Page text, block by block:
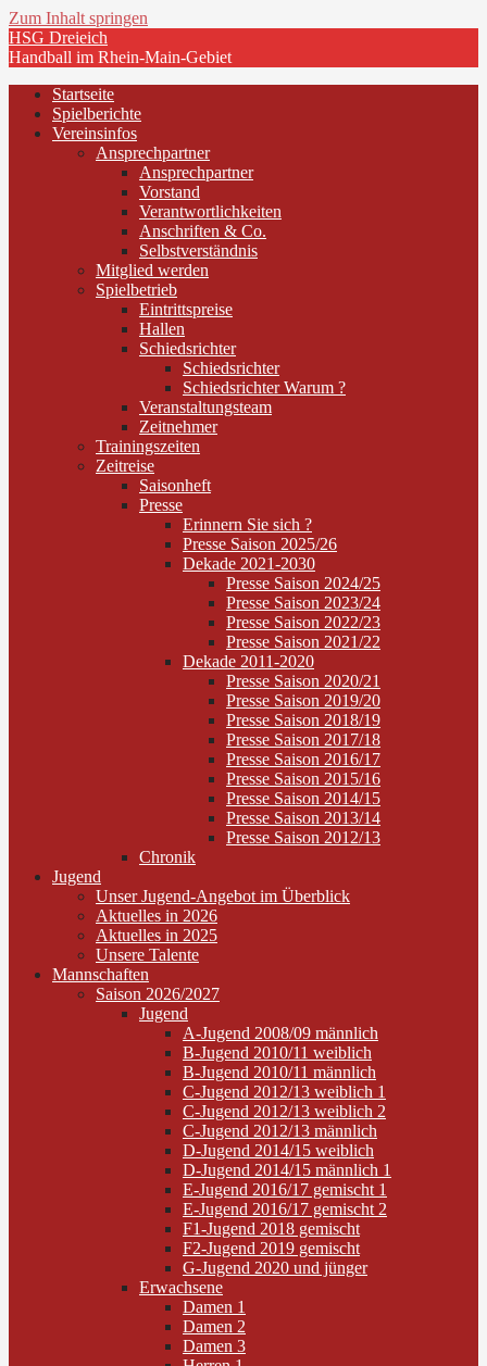
Zum Inhalt springen
HSG Dreieich
Handball im Rhein-Main-Gebiet
Startseite
Spielberichte
Vereinsinfos
Ansprechpartner
Ansprechpartner
Vorstand
Verantwortlichkeiten
Anschriften & Co.
Selbstverständnis
Mitglied werden
Spielbetrieb
Eintrittspreise
Hallen
Schiedsrichter
Schiedsrichter
Schiedsrichter Warum ?
Veranstaltungsteam
Zeitnehmer
Trainingszeiten
Zeitreise
Saisonheft
Presse
Erinnern Sie sich ?
Presse Saison 2025/26
Dekade 2021-2030
Presse Saison 2024/25
Presse Saison 2023/24
Presse Saison 2022/23
Presse Saison 2021/22
Dekade 2011-2020
Presse Saison 2020/21
Presse Saison 2019/20
Presse Saison 2018/19
Presse Saison 2017/18
Presse Saison 2016/17
Presse Saison 2015/16
Presse Saison 2014/15
Presse Saison 2013/14
Presse Saison 2012/13
Chronik
Jugend
Unser Jugend-Angebot im Überblick
Aktuelles in 2026
Aktuelles in 2025
Unsere Talente
Mannschaften
Saison 2026/2027
Jugend
A-Jugend 2008/09 männlich
B-Jugend 2010/11 weiblich
B-Jugend 2010/11 männlich
C-Jugend 2012/13 weiblich 1
C-Jugend 2012/13 weiblich 2
C-Jugend 2012/13 männlich
D-Jugend 2014/15 weiblich
D-Jugend 2014/15 männlich 1
E-Jugend 2016/17 gemischt 1
E-Jugend 2016/17 gemischt 2
F1-Jugend 2018 gemischt
F2-Jugend 2019 gemischt
G-Jugend 2020 und jünger
Erwachsene
Damen 1
Damen 2
Damen 3